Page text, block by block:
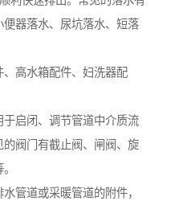
器落水、尿坑落水、短落
高水箱配件、妇洗器配
启闭、调节管道中介质流
阀门有截止阀、闸阀、旋
管道或采暖管道的附件，